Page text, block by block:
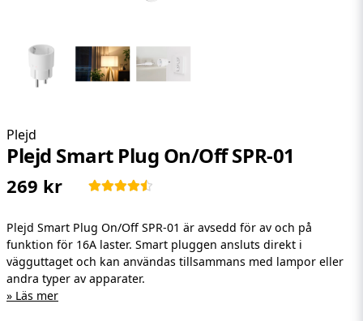
Plejd
Plejd Smart Plug On/Off SPR-01
269 kr
Plejd Smart Plug On/Off SPR-01 är avsedd för av och på
funktion för 16A laster. Smart pluggen ansluts direkt i
vägguttaget och kan användas tillsammans med lampor eller
andra typer av apparater.
Läs mer